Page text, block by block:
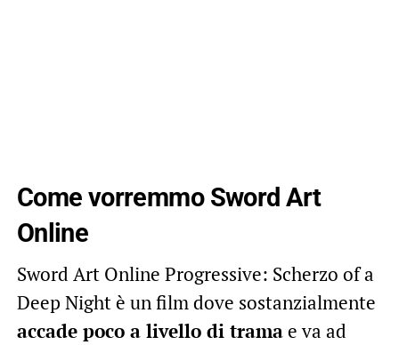
Come vorremmo Sword Art
Online
Sword Art Online Progressive: Scherzo of a
Deep Night è un film dove sostanzialmente
accade poco a livello di tramae va ad